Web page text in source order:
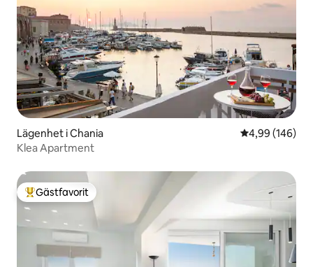
Lägenhet i Chania 4,99 av 5 i
4,99 (146)
Klea Apartment
Populär gästfavorit
Gästfavorit